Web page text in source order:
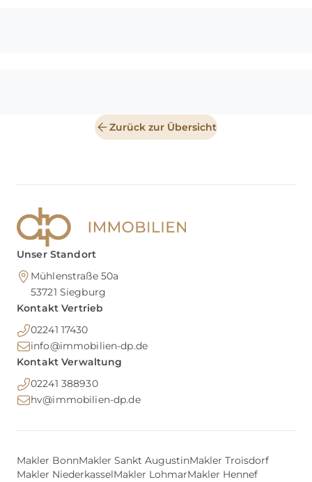
Zurück zur Übersicht
Unser Standort
Mühlenstraße 50a
53721 Siegburg
Kontakt Vertrieb
02241 17430
info@immobilien-dp.de
Kontakt Verwaltung
02241 388930
hv@immobilien-dp.de
Makler BonnMakler Sankt AugustinMakler Troisdorf
Makler NiederkasselMakler LohmarMakler Hennef